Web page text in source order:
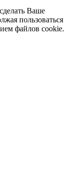
Ваше
пользоваться
файлов cookie.